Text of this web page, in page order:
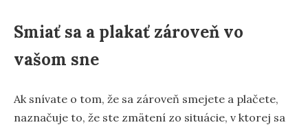
Smiať sa a plakať zároveň vo
vašom sne
Ak snívate o tom, že sa zároveň smejete a plačete,
naznačuje to, že ste zmätení zo situácie, v ktorej sa